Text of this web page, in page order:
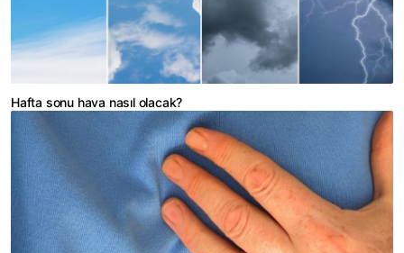
Hafta sonu hava nasıl olacak?